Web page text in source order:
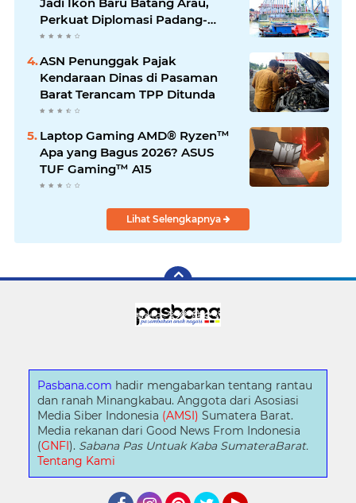
Perkuat Diplomasi Padang-
Jerman
ASN Penunggak Pajak
Kendaraan Dinas di Pasaman
Barat Terancam TPP Ditunda
Laptop Gaming AMD® Ryzen™
Apa yang Bagus 2026? ASUS
TUF Gaming™ A15
Lihat Selengkapnya
Pasbana.com hadir mengabarkan tentang rantau
dan ranah Minangkabau. Anggota dari Asosiasi
Media Siber Indonesia (AMSI) Sumatera Barat.
Media rekanan dari Good News From Indonesia
(GNFI). Sabana Pas Untuak Kaba SumateraBarat.
Tentang Kami